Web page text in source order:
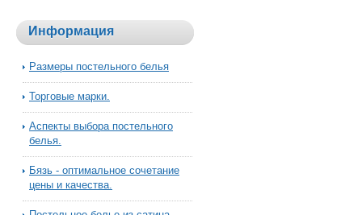
Информация
Размеры постельного белья
Торговые марки.
Аспекты выбора постельного
белья.
Бязь - оптимальное сочетание
цены и качества.